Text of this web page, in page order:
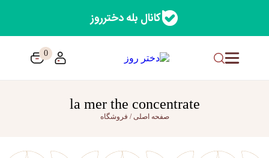
کانال بله دخترروز
0
la mer the concentrate
صفحه اصلی/ فروشگاه